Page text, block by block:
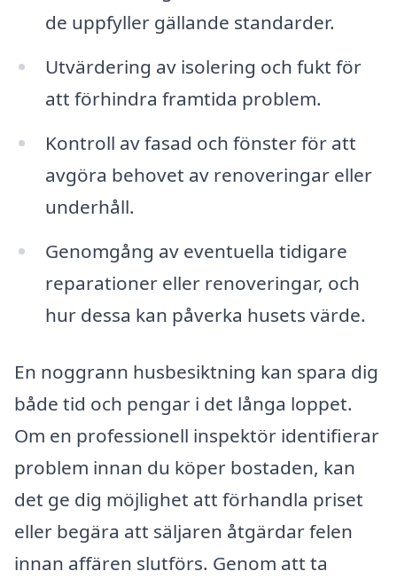
de uppfyller gällande standarder.
Utvärdering av isolering och fukt för
att förhindra framtida problem.
Kontroll av fasad och fönster för att
avgöra behovet av renoveringar eller
underhåll.
Genomgång av eventuella tidigare
reparationer eller renoveringar, och
hur dessa kan påverka husets värde.
En noggrann husbesiktning kan spara dig
både tid och pengar i det långa loppet.
Om en professionell inspektör identifierar
problem innan du köper bostaden, kan
det ge dig möjlighet att förhandla priset
eller begära att säljaren åtgärdar felen
innan affären slutförs. Genom att ta